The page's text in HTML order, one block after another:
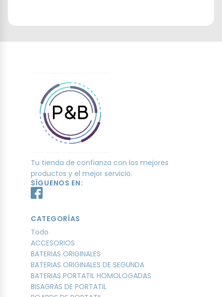
Tu tienda de confianza con los mejores
productos y el mejor servicio.
SÍGUENOS EN:
CATEGORÍAS
Todo
ACCESORIOS
BATERIAS ORIGINALES
BATERIAS ORIGINALES DE SEGUNDA
BATERIAS PORTATIL HOMOLOGADAS
BISAGRAS DE PORTATIL